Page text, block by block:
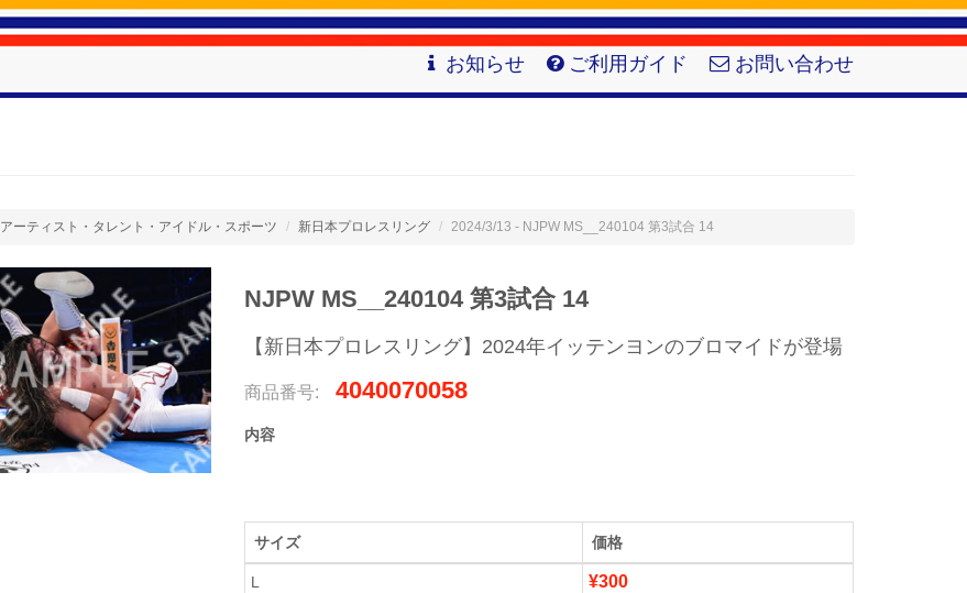
お知らせ ご利用ガイド お問い合わせ
アーティスト・タレント・アイドル・スポーツ 新日本プロレスリング 2024/3/13 - NJPW MS__240104 第3試合 14
NJPW MS__240104 第3試合 14
【新日本プロレスリング】2024年イッテンヨンのブロマイドが登場
商品番号: 4040070058
内容
サイズ 価格
L ¥300